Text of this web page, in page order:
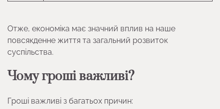
Отже, економіка має значний вплив на наше
повсякденне життя та загальний розвиток
суспільства.
Чому гроші важливі?
Гроші важливі з багатьох причин: